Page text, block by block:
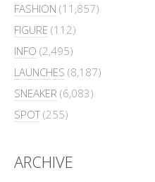
FASHION (11,857)
FIGURE (112)
INFO (2,495)
LAUNCHES (8,187)
SNEAKER (6,083)
SPOT(255)
ARCHIVE